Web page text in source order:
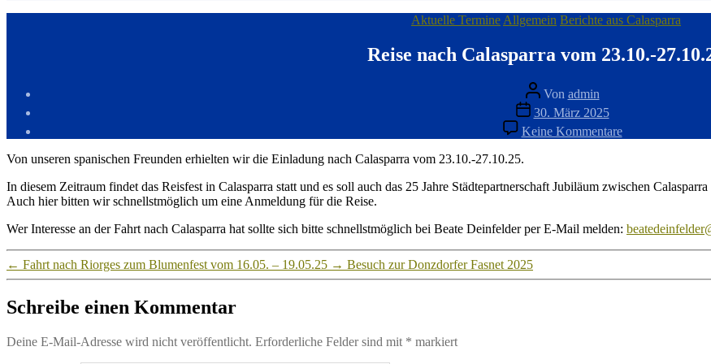
Kategorien
Aktuelle Termine Allgemein Berichte aus Calasparra
Reise nach Calasparra vom 23.10.-
Beitragsautor
Von admin
Veröffentlichungsdatum
30. März 2025
Keine Kommentarezu
Reise
vom
Von unseren spanischen Freunden erhielten wir die Einladung nach Calasparra vom 23.10.-27.10.25.
In diesem Zeitraum findet das Reisfest in Calasparra statt und es soll auch das 25 Jahre Städtepartnerschaft Jubiläum zwischen
Auch hier bitten wir schnellstmöglich um eine Anmeldung für die Reise.
Wer Interesse an der Fahrt nach Calasparra hat sollte sich bitte schnellstmöglich bei Beate Deinfelder per E-Mail melden:
← Fahrt nach Riorges zum Blumenfest vom 16.05. – 19.05.25 → Besuch zur Donzdorfer Fasnet 2025
Schreibe einen Kommentar
Deine E-Mail-Adresse wird nicht veröffentlicht. Erforderliche Felder sind mit * markiert